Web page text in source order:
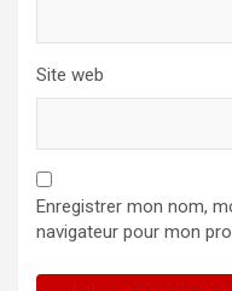
Site web
Enregistrer mon nom,
navigateur pour mon